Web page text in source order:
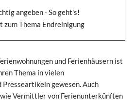
angeben - So geht's!
zum Thema Endreinigung
und Ferienhäusern ist
Thema in vielen
gewesen. Auch
Vermittler von Ferienunterkünften